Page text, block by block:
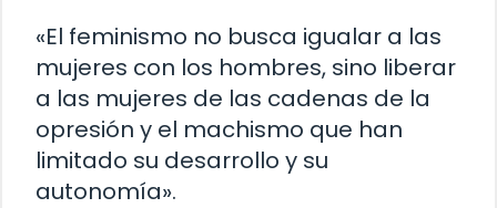
«El feminismo no busca igualar a las
mujeres con los hombres, sino liberar
a las mujeres de las cadenas de la
opresión y el machismo que han
limitado su desarrollo y su
autonomía».